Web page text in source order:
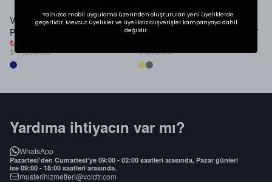
VOID Studios Nakış Detaylı
Premium Denim Jort
₺ 999.00
₺ 1,299.00
VOID SUMMER LOGO
PREMIUM OVERSIZE T-SHIRT
₺ 899.00
Yardıma ihtiyacın var mı?
WhatsApp
Pazartesi’den Cumartesi’ye 09:00 - 02:00 saatleri arasında, Pazar günleri
ise 09:00 - 18:00 saatleri arasında.
musterihizmetleri@voidtr.com
Yalnızca mobil uygulama üzerinden oluşturulan yeni üyeliklerde
geçerlidir. Mevcut üyelikler ve üyeliksiz alışverişler kampanyaya dahil
değildir.